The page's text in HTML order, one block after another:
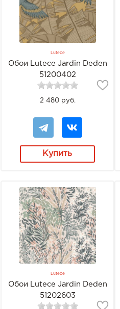
Lutece
Обои Lutece Jardin Deden
51200402
2 480 руб.
Купить
Lutece
Обои Lutece Jardin Deden
51202603